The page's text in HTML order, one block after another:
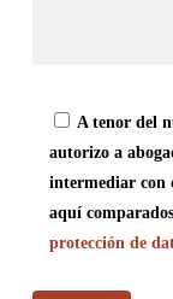
A tenor del
autorizo a
intermediar con
aquí
protección de